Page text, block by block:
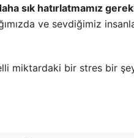
sık hatırlatmamız
ve sevdiğimiz
miktardaki bir stres bir